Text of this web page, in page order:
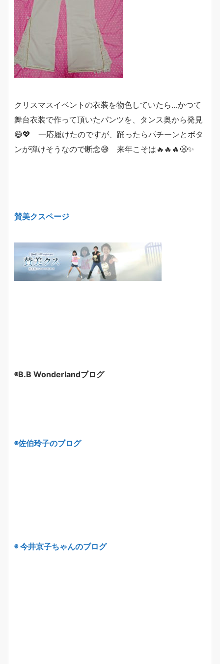
クリスマスイベントの衣装を物色していたら…かつて
舞台衣装で作って頂いたパンツを、タンス奥から発見
😄💖 一応履けたのですが、踊ったらパチーンとボタ
ンが弾けそうなので断念😅 来年こそは🔥🔥🔥😄✨
賛美クスページ
◉B.B Wonderlandブログ
◉佐伯玲子のブログ
◉ 今井京子ちゃんのブログ